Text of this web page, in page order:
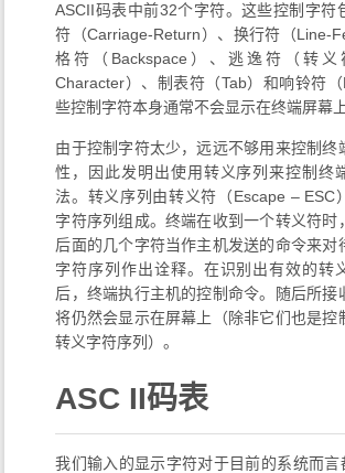
ASCII码表中前32个字符。这些控制字符
符（Carriage-Return）、换行符（Line-
格符（Backspace）、逃逸符（转义
Character）、制表符（Tab）和响铃符
些控制字符本身通常不会显示在终端屏幕上
由于控制字符太少，远远不够用来控制终
性，因此发明出使用转义序列来控制终
法。转义序列由转义符（Escape – ESC
字符序列组成。终端在收到一个转义符时
后面的几个字符当作主机发送的命令来对
字符序列作出诠释。在识别出有效的转
后，终端执行主机的控制命令。随后所接
将仍然会显示在屏幕上（除非它们也是控
转义字符序列）。
ASC II码表
我们输入的显示字符对于目前的系统而言